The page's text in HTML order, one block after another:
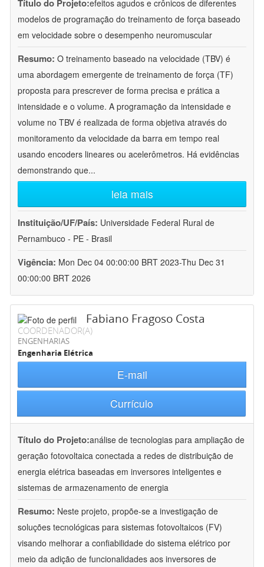
Título do Projeto:efeitos agudos e crônicos de diferentes
modelos de programação do treinamento de força baseado
em velocidade sobre o desempenho neuromuscular
Resumo: O treinamento baseado na velocidade (TBV) é
uma abordagem emergente de treinamento de força (TF)
proposta para prescrever de forma precisa e prática a
intensidade e o volume. A programação da intensidade e
volume no TBV é realizada de forma objetiva através do
monitoramento da velocidade da barra em tempo real
usando encoders lineares ou acelerômetros. Há evidências
demonstrando que...
leia mais
Instituição/UF/País: Universidade Federal Rural de
Pernambuco - PE - Brasil
Vigência: Mon Dec 04 00:00:00 BRT 2023-Thu Dec 31
00:00:00 BRT 2026
Fabiano Fragoso Costa
COORDENADOR(A)
ENGENHARIAS
Engenharia Elétrica
E-mail
Currículo
Título do Projeto:análise de tecnologias para ampliação de
geração fotovoltaica conectada a redes de distribuição de
energia elétrica baseadas em inversores inteligentes e
sistemas de armazenamento de energia
Resumo: Neste projeto, propõe-se a investigação de
soluções tecnológicas para sistemas fotovoltaicos (FV)
visando melhorar a confiabilidade do sistema elétrico por
meio da adição de funcionalidades aos inversores de